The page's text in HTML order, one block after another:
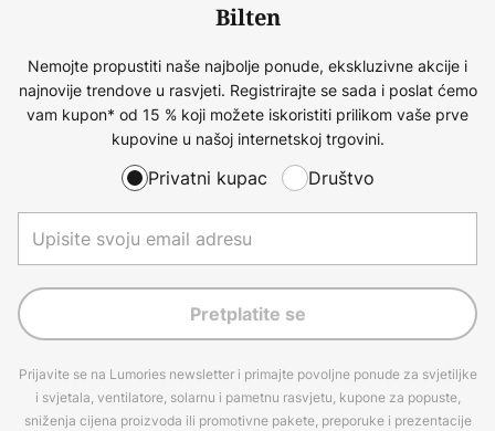
Bilten
Nemojte propustiti naše najbolje ponude, ekskluzivne akcije i
najnovije trendove u rasvjeti. Registrirajte se sada i poslat ćemo
vam kupon* od 15 % koji možete iskoristiti prilikom vaše prve
kupovine u našoj internetskoj trgovini.
Privatni kupac Društvo
Pretplatite se
Prijavite se na Lumories newsletter i primajte povoljne ponude za svjetiljke
i svjetala, ventilatore, solarnu i pametnu rasvjetu, kupone za popuste,
sniženja cijena proizvoda ili promotivne pakete, preporuke i prezentacije